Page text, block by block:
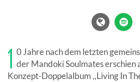
1 0 Jahre nach dem letzten
der Mandoki Soulmates erschien
Konzept-Doppelalbum ,,Living In